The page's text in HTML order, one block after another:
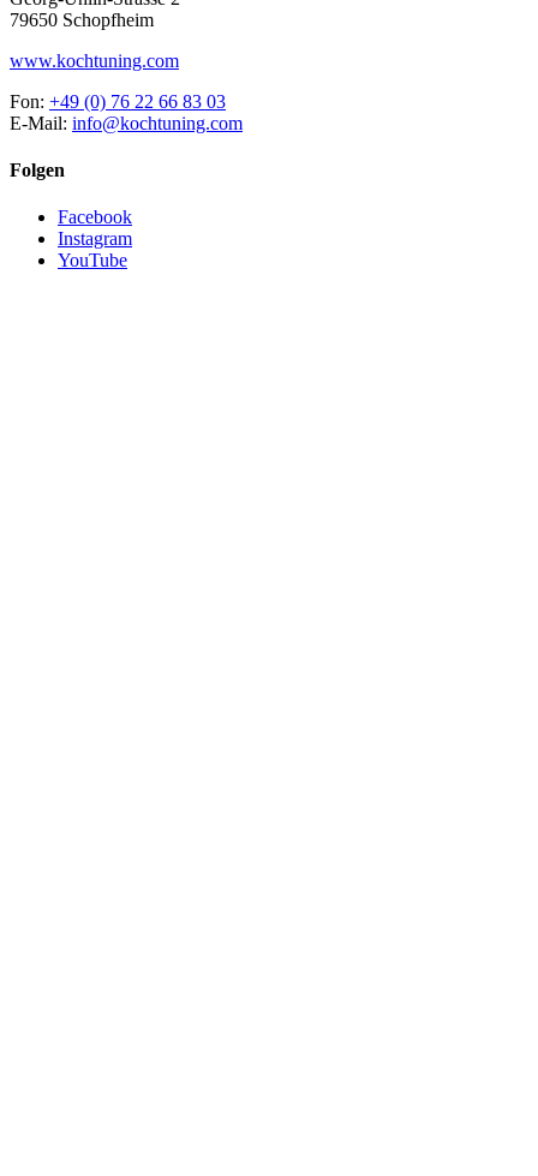
79650 Schopfheim
www.kochtuning.com
Fon: +49 (0) 76 22 66 83 03
E-Mail: info@kochtuning.com
Folgen
Facebook
Instagram
YouTube